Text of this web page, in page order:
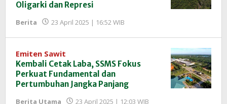
Oligarki dan Represi
Berita 23 April 2025 | 16:52 WIB
InfoSAWIT
Emiten Sawit
Kembali Cetak Laba, SSMS Fokus
Perkuat Fundamental dan
Pertumbuhan Jangka Panjang
Berita Utama 23 April 2025 | 12:03 WIB